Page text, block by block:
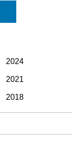
2024
2021
2018
2015
2012